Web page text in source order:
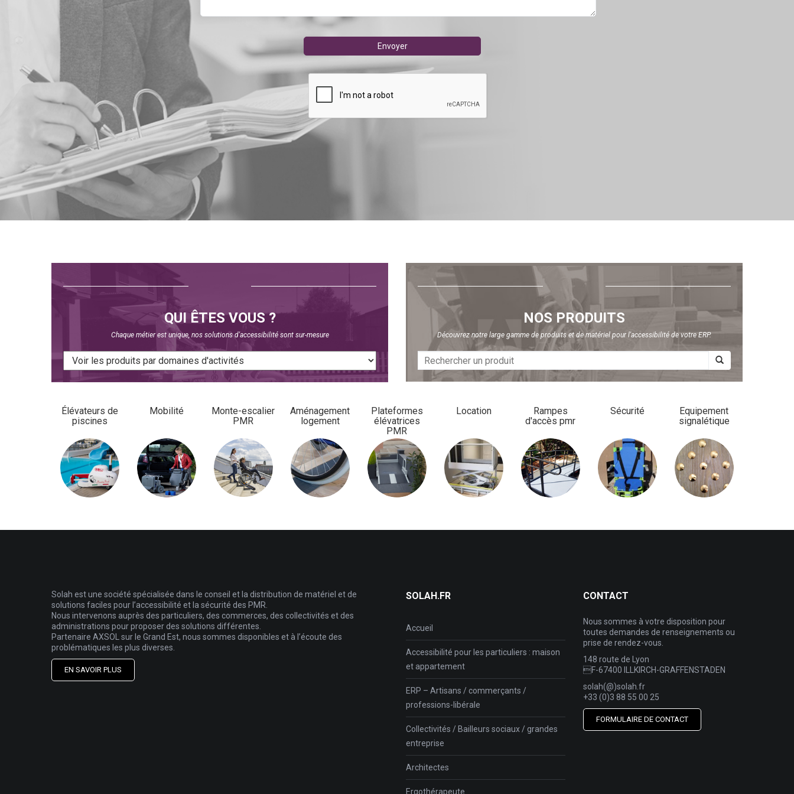
QUI ÊTES VOUS ?
Chaque métier est unique, nos solutions d'accessibilité sont sur-mesure
NOS PRODUITS
Découvrez notre large gamme de produits et de matériel pour l'accessibilité de votre ERP.
Élévateurs de
piscines
Mobilité
Monte-escalier
PMR
Aménagement
logement
Plateformes
élévatrices
PMR
Location
Rampes
d'accès pmr
Sécurité
Equipement
signalétique
Solah est une société spécialisée dans le conseil et la distribution de matériel et de
solutions faciles pour l’accessibilité et la sécurité des PMR.
Nous intervenons auprès des particuliers, des commerces, des collectivités et des
administrations pour proposer des solutions différentes.
Partenaire AXSOL sur le Grand Est, nous sommes disponibles et à l’écoute des
problématiques les plus diverses.
EN SAVOIR PLUS
SOLAH.FR
Accueil
Accessibilité pour les particuliers : maison
et appartement
ERP – Artisans / commerçants /
professions-libérale
Collectivités / Bailleurs sociaux / grandes
entreprise
Architectes
Ergothérapeute
CONTACT
Nous sommes à votre disposition pour
toutes demandes de renseignements ou
prise de rendez-vous.
148 route de Lyon
F-67400 ILLKIRCH-GRAFFENSTADEN
solah(@)solah.fr
+33 (0)3 88 55 00 25
FORMULAIRE DE CONTACT